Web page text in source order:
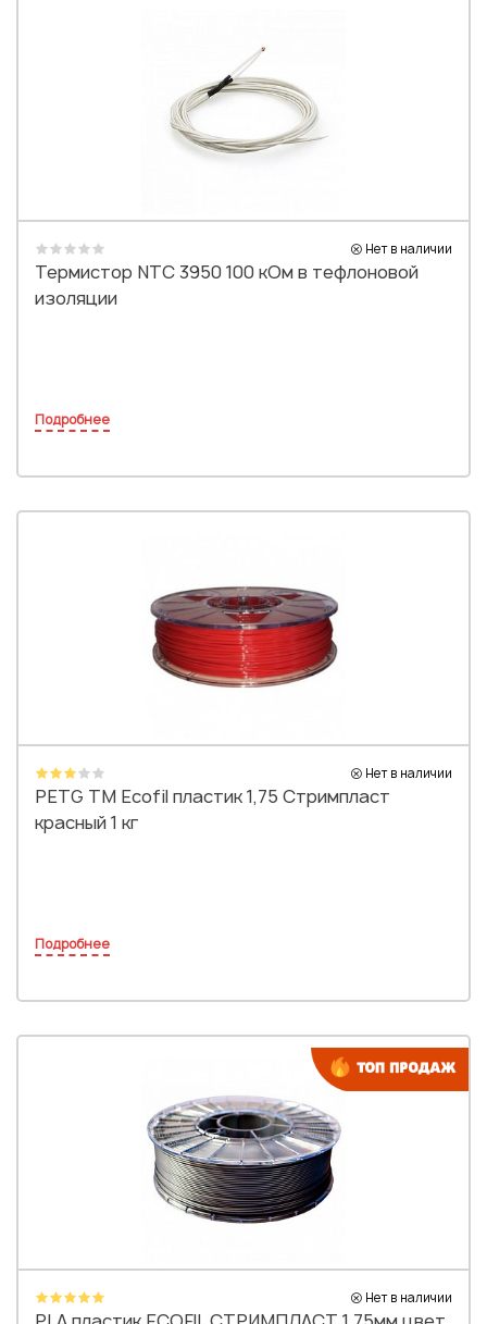
Нет в наличии
Термистор NTC 3950 100 кОм в тефлоновой
изоляции
Подробнее
Нет в наличии
PETG TM Ecofil пластик 1,75 Стримпласт
красный 1 кг
Подробнее
Нет в наличии